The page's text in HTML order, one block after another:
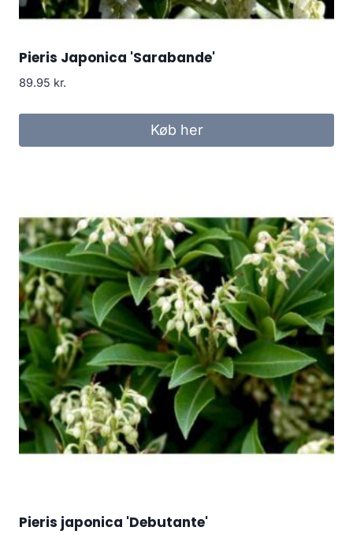
Pieris Japonica 'Sarabande'
89.95 kr.
Køb her
Pieris japonica 'Debutante'